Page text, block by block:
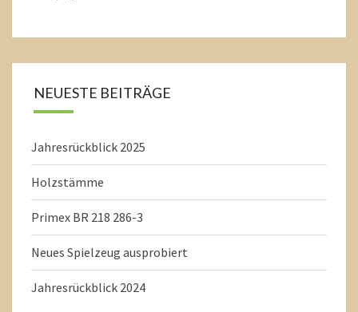
NEUESTE BEITRÄGE
Jahresrückblick 2025
Holzstämme
Primex BR 218 286-3
Neues Spielzeug ausprobiert
Jahresrückblick 2024